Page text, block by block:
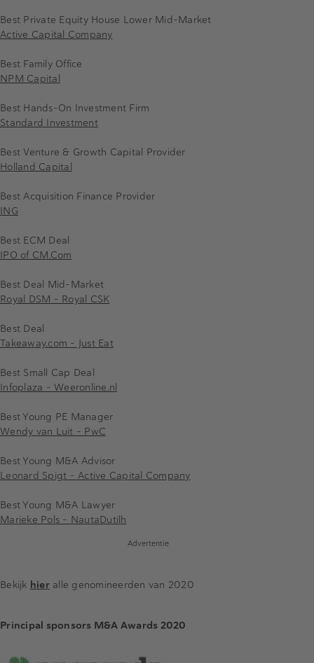
Best Private Equity House Lower Mid-Market
Active Capital Company
Best Family Office
NPM Capital
Best Hands-On Investment Firm
Standard Investment
Best Venture & Growth Capital Provider
Holland Capital
Best Acquisition Finance Provider
ING
Best ECM Deal
IPO of CM.Com
Best Deal Mid-Market
Royal DSM - Royal CSK
Best Deal
Takeaway.com - Just Eat
Best Small Cap Deal
Infoplaza - Weeronline.nl
Best Young PE Manager
Wendy van Luit - PwC
Best Young M&A Advisor
Leonard Spigt - Active Capital Company
Best Young M&A Lawyer
Marieke Pols - NautaDutilh
Advertentie
Bekijk hieralle genomineerden van 2020
Principal sponsors M&A Awards 2020